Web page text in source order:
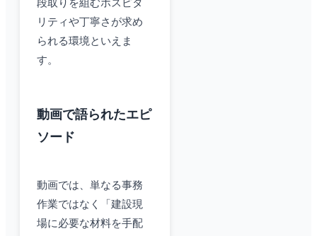
段取りを組むホスピタ
リティや丁寧さが求め
られる環境といえま
す。
動画で語られたエピ
ソード
動画では、単なる事務
作業ではなく「建設現
場に必要な材料を手配